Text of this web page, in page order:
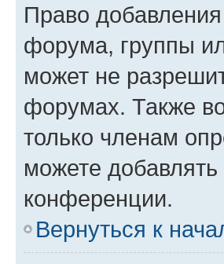
Право
форума, группы
может не
форумах. Также
только членам
можете
конференции.
Вернуться к